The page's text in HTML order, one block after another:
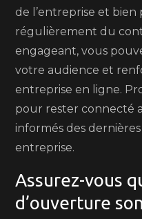
de l’entreprise et
régulièrement du
engageant, vous
votre audience et
entreprise en ligne.
pour rester connecté
informés des
entreprise.
Assurez-vous
d’ouverture